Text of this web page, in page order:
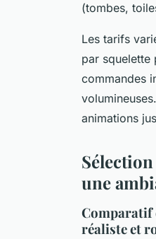
(tombes,
Les tarifs
par squelette
commandes
animations
une
Comparatif
réaliste et